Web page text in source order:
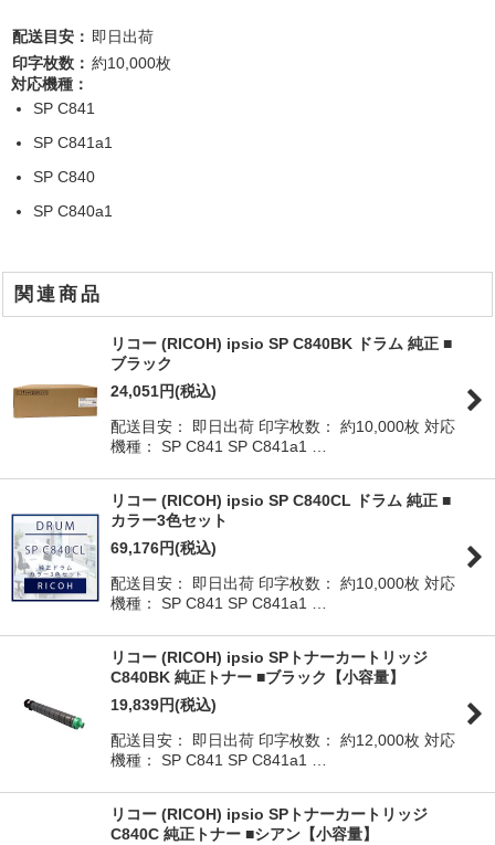
配送目安： 即日出荷
印字枚数： 約10,000枚
対応機種：
SP C841
SP C841a1
SP C840
SP C840a1
関連商品
リコー (RICOH) ipsio SP C840BK ドラム 純正 ■
ブラック
24,051円(税込)
配送目安： 即日出荷 印字枚数： 約10,000枚 対応
機種： SP C841 SP C841a1 …
リコー (RICOH) ipsio SP C840CL ドラム 純正 ■
カラー3色セット
69,176円(税込)
配送目安： 即日出荷 印字枚数： 約10,000枚 対応
機種： SP C841 SP C841a1 …
リコー (RICOH) ipsio SPトナーカートリッジ
C840BK 純正トナー ■ブラック【小容量】
19,839円(税込)
配送目安： 即日出荷 印字枚数： 約12,000枚 対応
機種： SP C841 SP C841a1 …
リコー (RICOH) ipsio SPトナーカートリッジ
C840C 純正トナー ■シアン【小容量】